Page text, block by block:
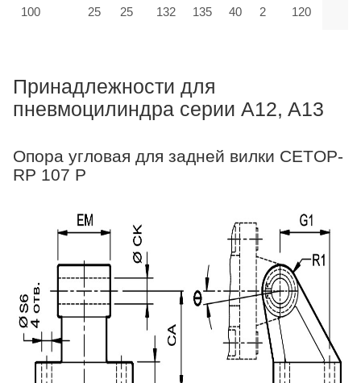
100 25 25 132 135 40 2 120
Принадлежности для
пневмоцилиндра серии A12, A13
Опора угловая для задней вилки CETOP-
RP 107 P